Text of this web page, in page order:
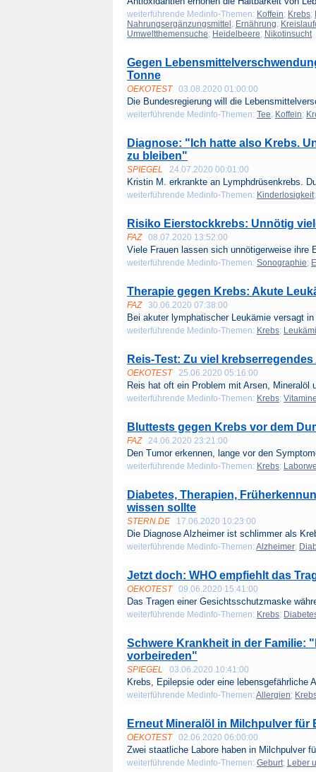
weiterführende Medinfo-Themen: Koffein; Krebs;
Nahrungsergänzungsmittel ; Ernährung;
Umweltthemensuche; Heidelbeere; Nikotinsucht
Gegen
Tonne
OEKOTEST 03.08.2020 01:00:00
Die Bundesregierung will die
weiterführende Medinfo-Themen: Tee; Koffein;
Diagnose: "Ich hatte also Krebs.
zu bleiben"
SPIEGEL 24.07.2020 00:01:00
Kristin M. erkrankte an Lymphdrüsenkrebs.
weiterführende Medinfo-Themen: Kinderlosigkeit
Risiko Eierstockkrebs: Unnötig
FAZ 08.07.2020 13:52:00
Viele Frauen lassen sich unnötigerweise ihre
weiterführende Medinfo-Themen: Sonographie;
Therapie gegen Krebs: Akute
FAZ 30.06.2020 07:38:00
Bei akuter lymphatischer Leukämie versagt
weiterführende Medinfo-Themen: Krebs;
Reis-Test: Zu viel
OEKOTEST 25.06.2020 05:16:00
Reis hat oft ein Problem mit Arsen, Mineralöl
weiterführende Medinfo-Themen: Krebs;
Bluttests gegen Krebs vor dem
FAZ 24.06.2020 23:21:00
Den Tumor erkennen, lange vor den
weiterführende Medinfo-Themen: Krebs;
Diabetes, Therapien,
wissen sollte
STERN.DE 17.06.2020 10:23:00
Die Diagnose Alzheimer ist schlimmer als
weiterführende Medinfo-Themen: Alzheimer;
Jetzt doch: WHO empfiehlt das
OEKOTEST 09.06.2020 15:41:00
Das Tragen einer Gesichtsschutzmaske
weiterführende Medinfo-Themen: Krebs;
Schwere Krankheit in der Familie:
vorbeireden"
SPIEGEL 03.06.2020 10:41:00
Krebs, Epilepsie oder eine lebensgefährliche
weiterführende Medinfo-Themen: Allergien;
Erneut Mineralöl in Milchpulver für
OEKOTEST 02.06.2020 06:00:00
Zwei staatliche Labore haben in Milchpulver
weiterführende Medinfo-Themen: Geburt; Leber